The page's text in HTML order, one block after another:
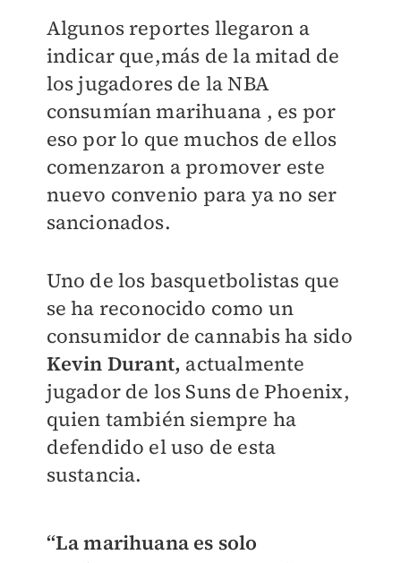
Algunos reportes llegaron a
indicar que,más de la mitad de
los jugadores de la NBA
consumían marihuana , es por
eso por lo que muchos de ellos
comenzaron a promover este
nuevo convenio para ya no ser
sancionados.
Uno de los basquetbolistas que
se ha reconocido como un
consumidor de cannabis ha sido
Kevin Durant, actualmente
jugador de los Suns de Phoenix,
quien también siempre ha
defendido el uso de esta
sustancia.
“La marihuana es solo